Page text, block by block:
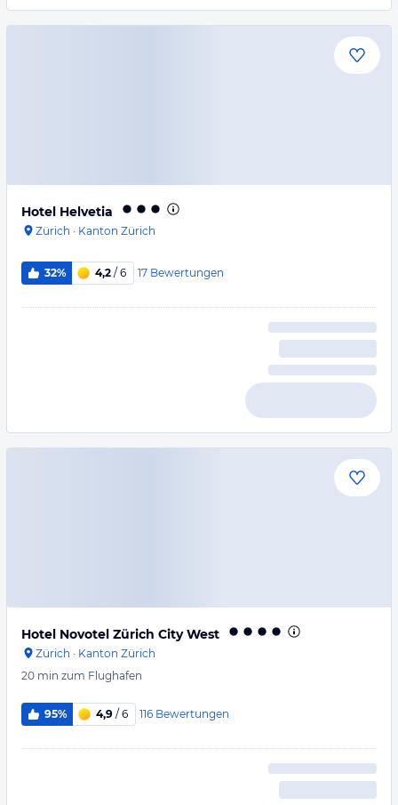
Hotel Helvetia
Zürich · Kanton Zürich
32% 4,2 / 6 17 Bewertungen
Hotel Novotel Zürich City West
Zürich · Kanton Zürich
20 min zum Flughafen
95% 4,9 / 6 116 Bewertungen